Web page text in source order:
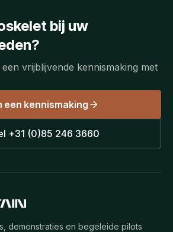
bij uw
vrijblijvende kennismaking met
een kennismaking
+31 (0)85 246 3660
demonstraties en begeleide pilots